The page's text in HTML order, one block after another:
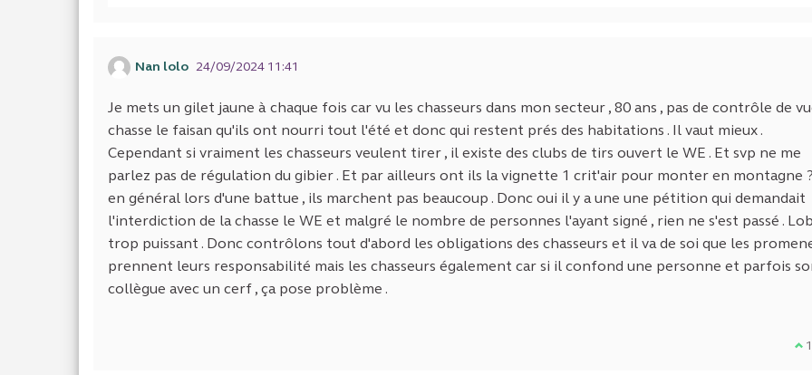
Nan lolo 24/09/2024 11:41
Je mets un gilet jaune à chaque fois car vu les chasseurs dans mon secteur , 80 ans , pas de contrôle de
chasse le faisan qu'ils ont nourri tout l'été et donc qui restent prés des habitations . Il vaut mieux .
Cependant si vraiment les chasseurs veulent tirer , il existe des clubs de tirs ouvert le WE . Et svp ne me
parlez pas de régulation du gibier . Et par ailleurs ont ils la vignette 1 crit'air pour monter en montagne
en général lors d'une battue , ils marchent pas beaucoup . Donc oui il y a une une pétition qui demandait
l'interdiction de la chasse le WE et malgré le nombre de personnes l'ayant signé , rien ne s'est passé .
trop puissant . Donc contrôlons tout d'abord les obligations des chasseurs et il va de soi que les
prennent leurs responsabilité mais les chasseurs également car si il confond une personne et parfois
collègue avec un cerf , ça pose problème .
Je1